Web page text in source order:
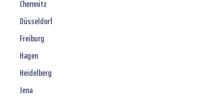
Chemnitz
Düsseldorf
Freiburg
Hagen
Heidelberg
Jena